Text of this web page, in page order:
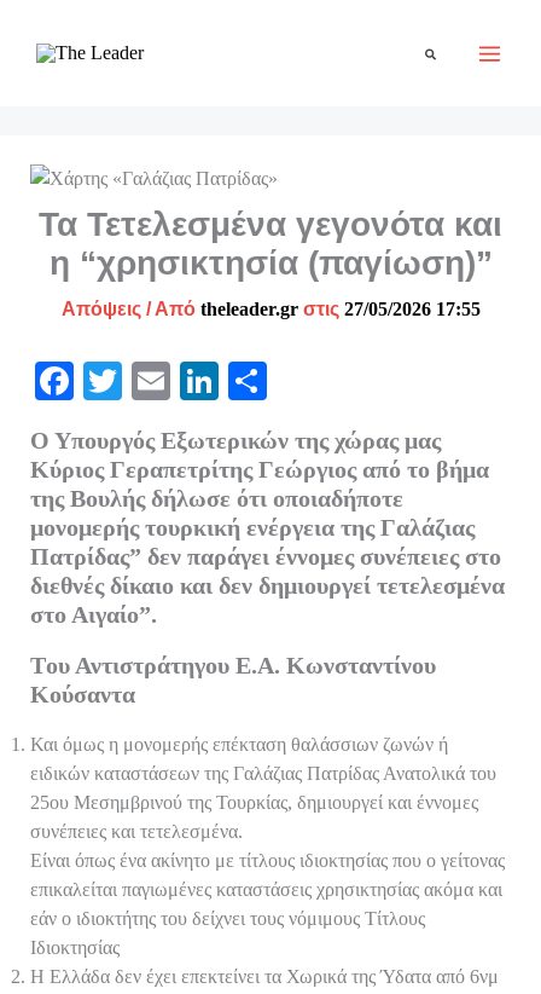
Αναζήτηση
Τα Τετελεσμένα γεγονότα και
η “χρησικτησία (παγίωση)”
Απόψεις/ Από theleader.gr στις 27/05/2026 17:55
Fa
bo
ok
T
wi
tte
r
E
ail
Li
ed
In
οι
ρ
α
στ
εί
τε
Ο Υπουργός Εξωτερικών της χώρας μας
Κύριος Γεραπετρίτης Γεώργιος από το βήμα
της Βουλής δήλωσε ότι οποιαδήποτε
μονομερής τουρκική ενέργεια της Γαλάζιας
Πατρίδας” δεν παράγει έννομες συνέπειες στο
διεθνές δίκαιο και δεν δημιουργεί τετελεσμένα
στο Αιγαίο”.
Tου Αντιστράτηγου Ε.Α. Κωνσταντίνου
Κούσαντα
Και όμως η μονομερής επέκταση θαλάσσιων ζωνών ή
ειδικών καταστάσεων της Γαλάζιας Πατρίδας Ανατολικά του
25ου Μεσημβρινού της Τουρκίας, δημιουργεί και έννομες
συνέπειες και τετελεσμένα.
Είναι όπως ένα ακίνητο με τίτλους ιδιοκτησίας που ο γείτονας
επικαλείται παγιωμένες καταστάσεις χρησικτησίας ακόμα και
εάν ο ιδιοκτήτης του δείχνει τους νόμιμους Τίτλους
Ιδιοκτησίας
Η Ελλάδα δεν έχει επεκτείνει τα Χωρικά της Ύδατα από 6νμ